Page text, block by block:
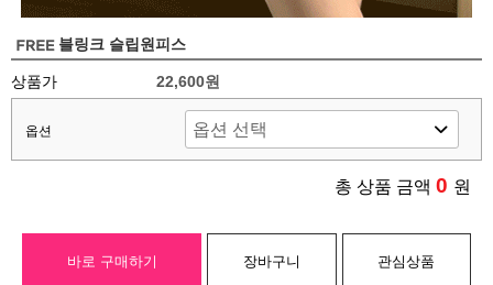
블링크 슬립원피스
상품가 22,600원
옵션
총 상품 금액 0 원
바로 구매하기 장바구니 관심상품